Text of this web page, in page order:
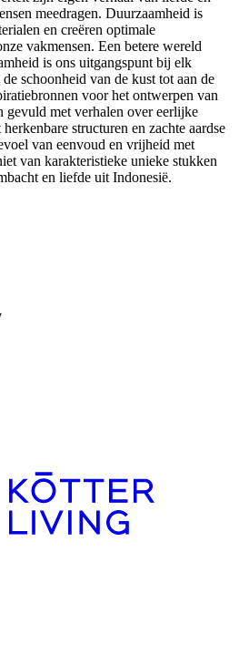
meedragen. Duurzaamheid is
en creëren optimale
vakmensen. Een betere wereld
is ons uitgangspunt bij elk
schoonheid van de kust tot aan de
voor het ontwerpen van
gevuld met verhalen over eerlijke
structuren en zachte aardse
van eenvoud en vrijheid met
van karakteristieke unieke stukken
en liefde uit Indonesië.